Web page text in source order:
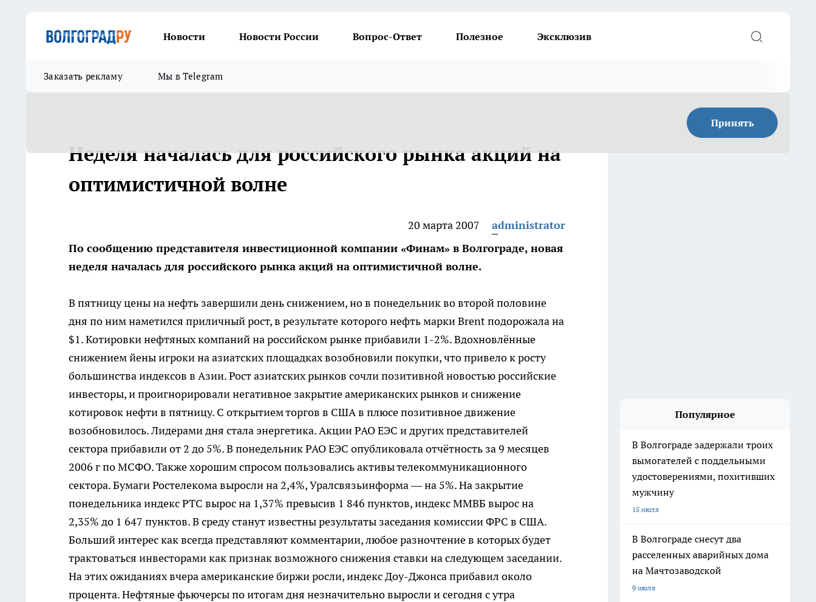
Новости Новости России Вопрос-Ответ Полезное Эксклюзив
Заказать рекламу Мы в Telegram
Принять
Неделя началась для российского рынка акций на
оптимистичной волне
20 марта 2007
administrator
По сообщению представителя инвестиционной компании «Финам» в Волгограде, новая
неделя началась для российского рынка акций на оптимистичной волне.
В пятницу цены на нефть завершили день снижением, но в понедельник во второй половине
дня по ним наметился приличный рост, в результате которого нефть марки Brent подорожала на
$1. Котировки нефтяных компаний на российском рынке прибавили 1-2%. Вдохновлённые
снижением йены игроки на азиатских площадках возобновили покупки, что привело к росту
большинства индексов в Азии. Рост азиатских рынков сочли позитивной новостью российские
инвесторы, и проигнорировали негативное закрытие американских рынков и снижение
котировок нефти в пятницу. C открытием торгов в США в плюсе позитивное движение
возобновилось. Лидерами дня стала энергетика. Акции РАО ЕЭС и других представителей
сектора прибавили от 2 до 5%. В понедельник РАО ЕЭС опубликовала отчётность за 9 месяцев
2006 г по МСФО. Также хорошим спросом пользовались активы телекоммуникационного
сектора. Бумаги Ростелекома выросли на 2,4%, Уралсвязьинформа — на 5%. На закрытие
понедельника индекс РТС вырос на 1,37% превысив 1 846 пунктов, индекс ММВБ вырос на
2,35% до 1 647 пунктов. В среду станут известны результаты заседания комиссии ФРС в США.
Больший интерес как всегда представляют комментарии, любое разночтение в которых будет
трактоваться инвесторами как признак возможного снижения ставки на следующем заседании.
На этих ожиданиях вчера американские биржи росли, индекс Доу-Джонса прибавил около
процента. Нефтяные фьючерсы по итогам дня незначительно выросли и сегодня с утра
Популярное
В Волгограде задержали троих
вымогателей с поддельными
удостоверениями, похитивших
мужчину
15 июля
В Волгограде снесут два
расселенных аварийных дома
на Мачтозаводской
9 июля